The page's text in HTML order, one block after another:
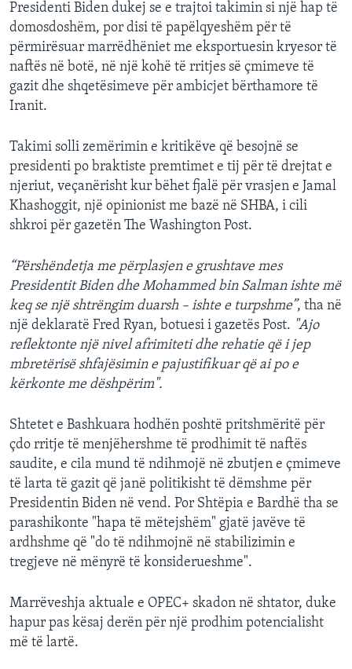
Presidenti Biden dukej se e trajtoi takimin si një hap të
domosdoshëm, por disi të papëlqyeshëm për të
përmirësuar marrëdhëniet me eksportuesin kryesor të
naftës në botë, në një kohë të rritjes së çmimeve të
gazit dhe shqetësimeve për ambicjet bërthamore të
Iranit.
Takimi solli zemërimin e kritikëve që besojnë se
presidenti po braktiste premtimet e tij për të drejtat e
njeriut, veçanërisht kur bëhet fjalë për vrasjen e Jamal
Khashoggit, një opinionist me bazë në SHBA, i cili
shkroi për gazetën The Washington Post.
“Përshëndetja me përplasjen e grushtave mes
Presidentit Biden dhe Mohammed bin Salman ishte më
keq se një shtrëngim duarsh – ishte e turpshme”, tha në
një deklaratë Fred Ryan, botuesi i gazetës Post. "Ajo
reflektonte një nivel afrimiteti dhe rehatie që i jep
mbretërisë shfajësimin e pajustifikuar që ai po e
kërkonte me dëshpërim".
Shtetet e Bashkuara hodhën poshtë pritshmëritë për
çdo rritje të menjëhershme të prodhimit të naftës
saudite, e cila mund të ndihmojë në zbutjen e çmimeve
të larta të gazit që janë politikisht të dëmshme për
Presidentin Biden në vend. Por Shtëpia e Bardhë tha se
parashikonte "hapa të mëtejshëm" gjatë javëve të
ardhshme që "do të ndihmojnë në stabilizimin e
tregjeve në mënyrë të konsiderueshme".
Marrëveshja aktuale e OPEC+ skadon në shtator, duke
hapur pas kësaj derën për një prodhim potencialisht
më të lartë.